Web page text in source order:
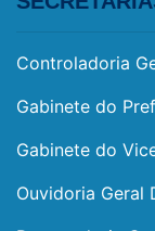
Controladoria
Gabinete do
Gabinete do
Ouvidoria Geral